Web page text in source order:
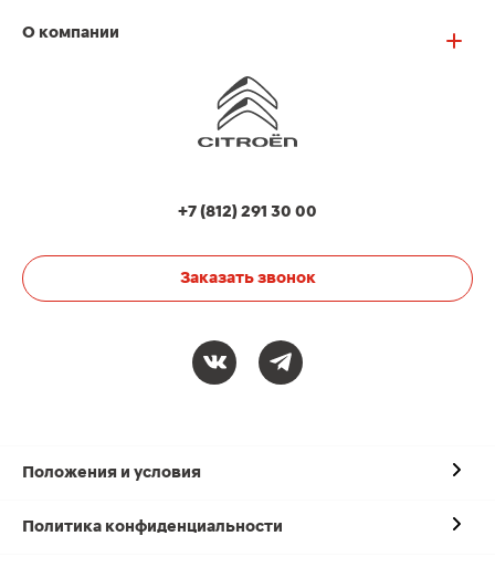
О компании
+7 (812) 291 30 00
Заказать звонок
Положения и условия
Политика конфиденциальности